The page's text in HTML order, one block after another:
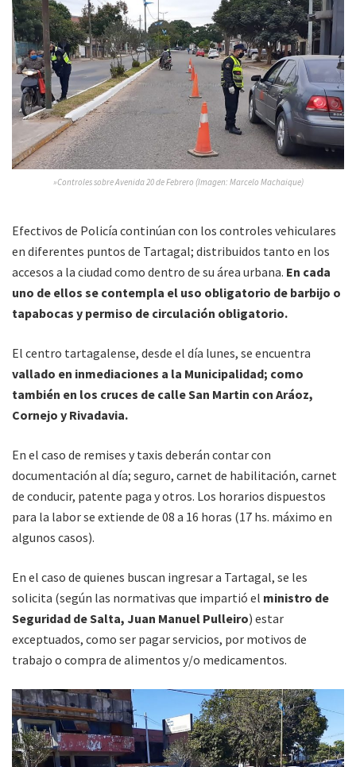
»Controles sobre Avenida 20 de Febrero (Imagen: Marcelo Machaique)
Efectivos de Policía continúan con los controles vehiculares
en diferentes puntos de Tartagal; distribuidos tanto en los
accesos a la ciudad como dentro de su área urbana. En cada
uno de ellos se contempla el uso obligatorio de barbijo o
tapabocas y permiso de circulación obligatorio.
El centro tartagalense, desde el día lunes, se encuentra
vallado en inmediaciones a la Municipalidad; como
también en los cruces de calle San Martin con Aráoz,
Cornejo y Rivadavia.
En el caso de remises y taxis deberán contar con
documentación al día; seguro, carnet de habilitación, carnet
de conducir, patente paga y otros. Los horarios dispuestos
para la labor se extiende de 08 a 16 horas (17 hs. máximo en
algunos casos).
En el caso de quienes buscan ingresar a Tartagal, se les
solicita (según las normativas que impartió el ministro de
Seguridad de Salta, Juan Manuel Pulleiro) estar
exceptuados, como ser pagar servicios, por motivos de
trabajo o compra de alimentos y/o medicamentos.